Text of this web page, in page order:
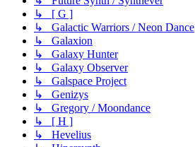
↳ [ G ]
↳ Galactic Warriors / Neon Dance
↳ Galaxion
↳ Galaxy Hunter
↳ Galaxy Observer
↳ Galspace Project
↳ Genizys
↳ Gregory / Moondance
↳ [ H ]
↳ Hevelius